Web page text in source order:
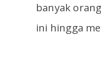
banyak
ini hingga